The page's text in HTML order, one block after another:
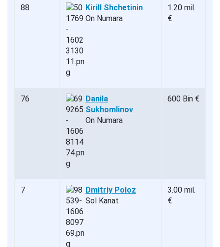
88
Kirill Shchetinin
On Numara
1.20 mil.
€
76
Danila
Sukhomlinov
On Numara
600 Bin €
7
Dmitriy Poloz
Sol Kanat
3.00 mil.
€